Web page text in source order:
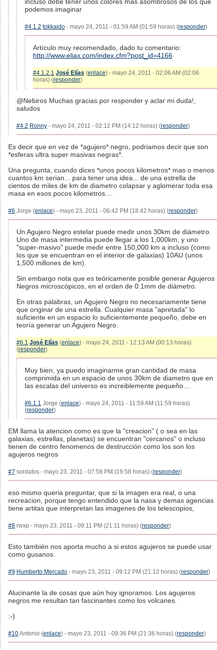
podemos imaginar
#4.1.2 tokkaido - mayo 24, 2011 - 01:59 AM (01:59 horas) (responder)
Artículo muy recomendado, dado tu comentario:
http://www.eliax.com/index.cfm?post_id=4166
#4.1.2.1 José Elías (enlace) - mayo 24, 2011 - 02:06 AM (02:06
horas) (responder)
@Nebiros Muchas gracias por responder y aclar mi duda!,
saludos
#4.2 Ronny - mayo 24, 2011 - 02:12 PM (14:12 horas) (responder)
Es decir que en vez de *agujero* negro, podriamos decir que son
*esferas ultra super masivas negras*.
Una pregunta, cuando dices *unos pocos kilometros* mas o menos
cuantos km serian... para tener una idea... de una estrella de
cientos de miles de km de diametro colapsar y aglomerar toda esa
masa en esos pocos kilometros....
#6 Jorge (enlace) - mayo 23, 2011 - 06:42 PM (18:42 horas) (responder)
Un Agujero Negro estelar puede medir unos 30km de diámetro.
Uno de masa intermedia puede llegar a los 1,000km, y uno
"super-masivo" puede medir entre 150,000 km a incluso (como
los que se encuentran en el interior de galaxias) 10AU (unos
1,500 millones de km).
Sin embargo nota que es teóricamente posible generar Agujeros
Negros microscópicos, en el orden de 0.1mm de diámetro.
En otras palabras, un Agujero Negro no necesariamente tiene
que originar de una estrella. Cualquier masa "apretada" lo
suficiente en un espacio lo suficientemente pequeño, debe en
teoría generar un Agujero Negro.
#6.1 José Elías (enlace) - mayo 24, 2011 - 12:13 AM (00:13 horas)
(responder)
Muy bien, ya puedo imaginarme gran cantidad de masa
comprimida en un espacio de unos 30km de diametro que en
las escalas del universo es increiblemente pequeño....
#6.1.1 Jorge (enlace) - mayo 24, 2011 - 11:59 AM (11:59 horas)
(responder)
EM llama la atencion como es que la "creacion" ( o sea en las
galaxias, estrellas, planetas) se encuentran "cercanos" o incluso
tienen de centro fenomenos de destrucción como los son los
agujeros negros
#7 sordatos - mayo 23, 2011 - 07:58 PM (19:58 horas) (responder)
eso mismo queria preguntar, que si la imagen era real, o una
recreacion, porque tengo entendido que la nasa y demas agencias
tiene artitas que interpretan las imagenes de los telescopios,
#8 rwxp - mayo 23, 2011 - 09:11 PM (21:11 horas) (responder)
Esto también nos aporta mucho a si estos agujeros se puede usar
como gusanos.
#9 Humberto Mercado - mayo 23, 2011 - 09:12 PM (21:12 horas) (responder)
Alucinante la de cosas que aún hoy ignoramos. Los agujeros
negros me resultan tan fascinantes como los volcanes.
:-)
#10Antonio (enlace) - mayo 23, 2011 - 09:36 PM (21:36 horas) (responder)